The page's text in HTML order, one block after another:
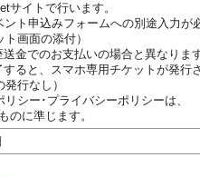
サイトで行います。
ト申込みフォームへの別途入力が
画面の添付）
金でのお支払いの場合と異なりま
ると、スマホ専用チケットが発行
行なし）
シー･プライバシーポリシーは、
のに準じます。